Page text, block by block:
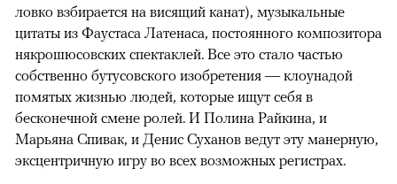
ловко взбирается на висящий канат), музыкальные
цитаты из Фаустаса Латенаса, постоянного композитора
някрошюсовских спектаклей. Все это стало частью
собственно бутусовского изобретения — клоунадой
помятых жизнью людей, которые ищут себя в
бесконечной смене ролей. И Полина Райкина, и
Марьяна Спивак, и Денис Суханов ведут эту манерную,
эксцентричную игру во всех возможных регистрах.